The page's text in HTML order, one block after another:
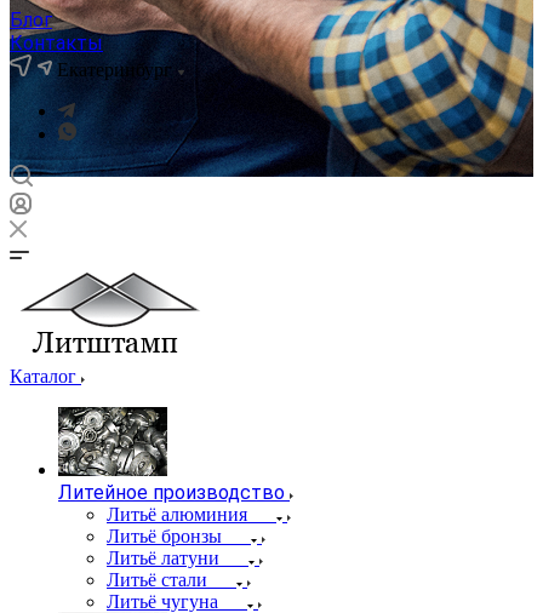
Блог
Контакты
Екатеринбург
Каталог
Литейное производство
Литьё алюминия
Литьё бронзы
Литьё латуни
Литьё стали
Литьё чугуна